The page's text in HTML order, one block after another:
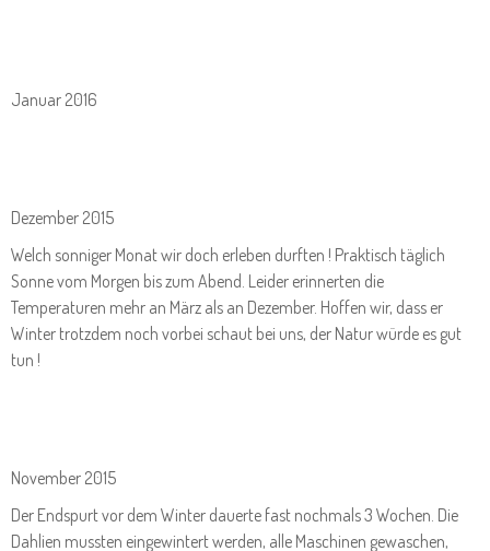
Januar 2016
Dezember 2015
Welch sonniger Monat wir doch erleben durften ! Praktisch täglich
Sonne vom Morgen bis zum Abend. Leider erinnerten die
Temperaturen mehr an März als an Dezember. Hoffen wir, dass er
Winter trotzdem noch vorbei schaut bei uns, der Natur würde es gut
tun !
November 2015
Der Endspurt vor dem Winter dauerte fast nochmals 3 Wochen. Die
Dahlien mussten eingewintert werden, alle Maschinen gewaschen,